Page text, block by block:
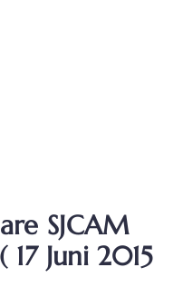
SJCAM
Juni 2015